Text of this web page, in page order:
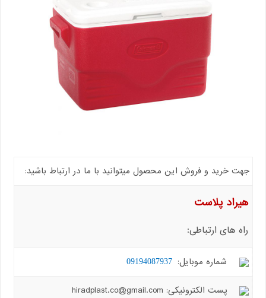
جهت خرید و فروش این محصول میتوانید با ما در ارتباط باشید:
هیراد پلاست
راه های ارتباطی:
شماره موبایل: 09194087937
پست الکترونیکی: hiradplast.co@gmail.com